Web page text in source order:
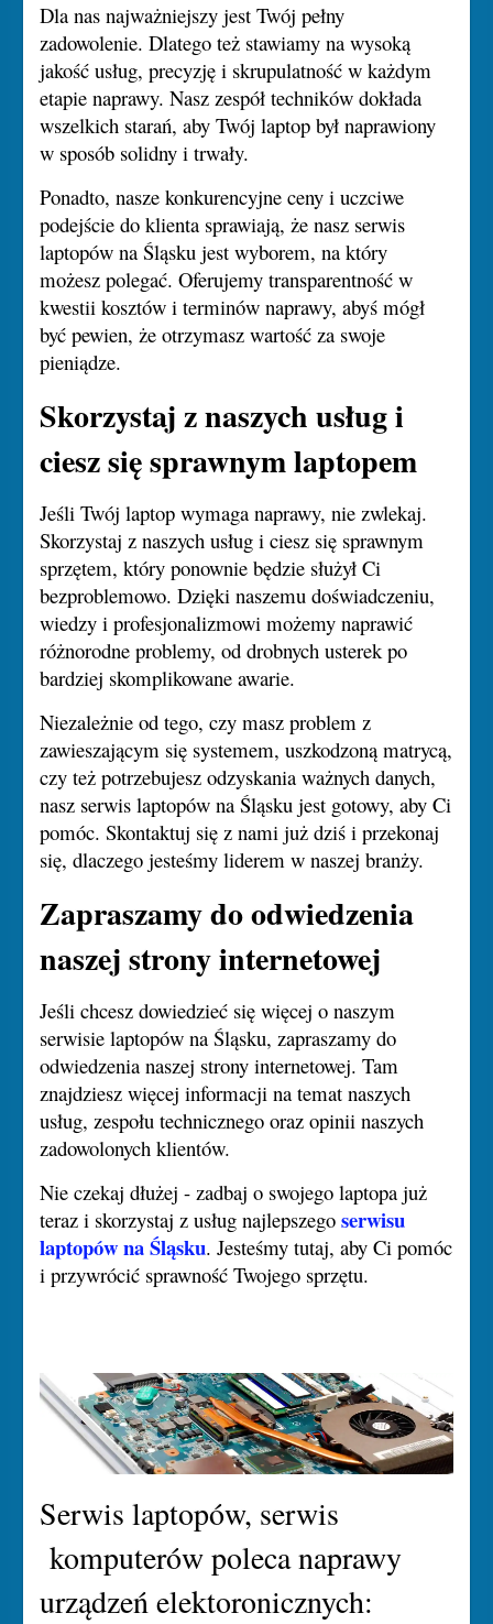
Dla nas najważniejszy jest Twój pełny
zadowolenie. Dlatego też stawiamy na wysoką
jakość usług, precyzję i skrupulatność w każdym
etapie naprawy. Nasz zespół techników dokłada
wszelkich starań, aby Twój laptop był naprawiony
w sposób solidny i trwały.
Ponadto, nasze konkurencyjne ceny i uczciwe
podejście do klienta sprawiają, że nasz serwis
laptopów na Śląsku jest wyborem, na który
możesz polegać. Oferujemy transparentność w
kwestii kosztów i terminów naprawy, abyś mógł
być pewien, że otrzymasz wartość za swoje
pieniądze.
Skorzystaj z naszych usług i
ciesz się sprawnym laptopem
Jeśli Twój laptop wymaga naprawy, nie zwlekaj.
Skorzystaj z naszych usług i ciesz się sprawnym
sprzętem, który ponownie będzie służył Ci
bezproblemowo. Dzięki naszemu doświadczeniu,
wiedzy i profesjonalizmowi możemy naprawić
różnorodne problemy, od drobnych usterek po
bardziej skomplikowane awarie.
Niezależnie od tego, czy masz problem z
zawieszającym się systemem, uszkodzoną matrycą,
czy też potrzebujesz odzyskania ważnych danych,
nasz serwis laptopów na Śląsku jest gotowy, aby Ci
pomóc. Skontaktuj się z nami już dziś i przekonaj
się, dlaczego jesteśmy liderem w naszej branży.
Zapraszamy do odwiedzenia
naszej strony internetowej
Jeśli chcesz dowiedzieć się więcej o naszym
serwisie laptopów na Śląsku, zapraszamy do
odwiedzenia naszej strony internetowej. Tam
znajdziesz więcej informacji na temat naszych
usług, zespołu technicznego oraz opinii naszych
zadowolonych klientów.
Nie czekaj dłużej - zadbaj o swojego laptopa już
teraz i skorzystaj z usług najlepszegoserwisu
laptopów na Śląsku. Jesteśmy tutaj, aby Ci pomóc
i przywrócić sprawność Twojego sprzętu.
Serwis laptopów, serwis
komputerów poleca naprawy
urządzeń elektoronicznych: